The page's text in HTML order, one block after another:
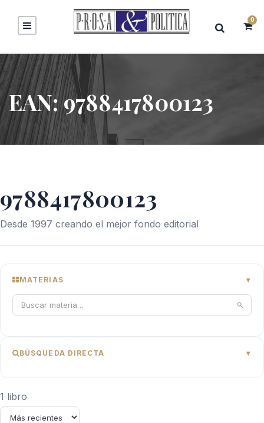
0
EAN:9788417800123
9788417800123
Desde 1997 creando el mejor fondo editorial
MATERIAS
BÚSQUEDA DIRECTA
1 libro